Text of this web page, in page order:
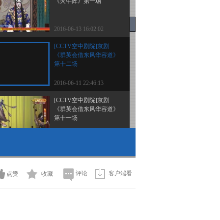
2016-06-13 16:02:02
[CCTV空中剧院]京剧
《群英会借东风华容道》
第十二场
2016-06-11 22:46:13
[CCTV空中剧院]京剧
《群英会借东风华容道》
第十一场
第八场
2016-06-11 22:20:05
点赞 收藏 评论 客户端看